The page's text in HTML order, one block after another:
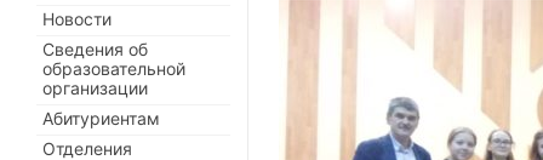
Новости
Сведения об
образовательной
организации
Абитуриентам
Отделения